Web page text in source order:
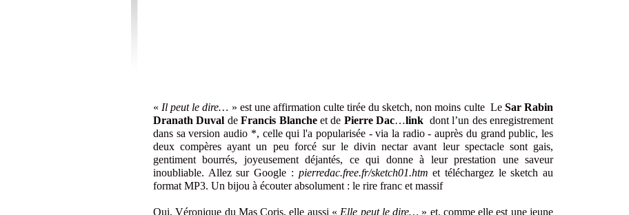
« Il peut le dire… » est une affirmation culte tirée du sketch, non moins culte Le Sar Rabin
Dranath Duval deFrancis Blancheet de Pierre Dac…link dont l’un des enregistrement
dans sa version audio *, celle qui l'a popularisée - via la radio - auprès du grand public, les
deux compères ayant un peu forcé sur le divin nectar avant leur spectacle sont gais,
gentiment bourrés, joyeusement déjantés, ce qui donne à leur prestation une saveur
inoubliable. Allez sur Google : pierredac.free.fr/sketch01.htm et téléchargez le sketch au
format MP3. Un bijou à écouter absolument : le rire franc et massif
Oui, Véronique du Mas Coris, elle aussi « Elle peut le dire… » et, comme elle est une jeune